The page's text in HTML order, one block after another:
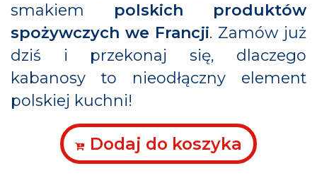
smakiem polskich produktów
spożywczych we Francji. Zamów już
dziś i przekonaj się, dlaczego
kabanosy to nieodłączny element
polskiej kuchni!
Dodaj do koszyka